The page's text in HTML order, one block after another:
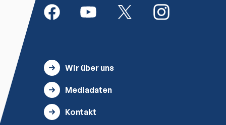
Wir über uns
Mediadaten
Kontakt